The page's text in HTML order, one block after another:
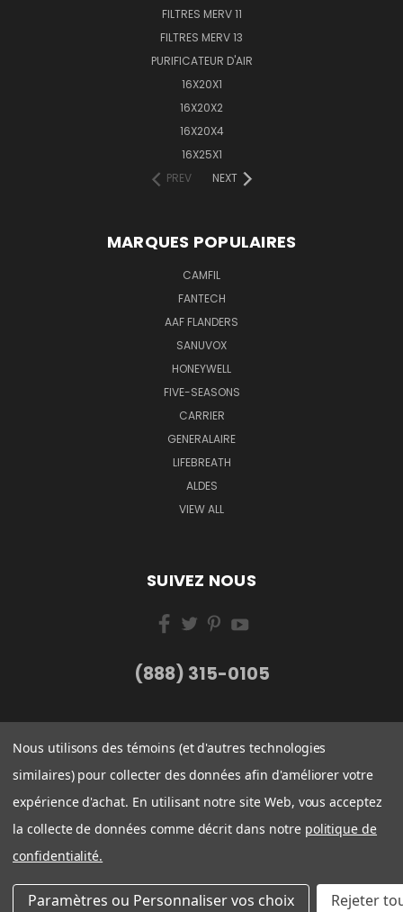
FILTRES MERV 11
FILTRES MERV 13
PURIFICATEUR D'AIR
16X20X1
16X20X2
16X20X4
16X25X1
PREV
NEXT
MARQUES POPULAIRES
CAMFIL
FANTECH
AAF FLANDERS
SANUVOX
HONEYWELL
FIVE-SEASONS
CARRIER
GENERALAIRE
LIFEBREATH
ALDES
VIEW ALL
SUIVEZ NOUS
(888) 315-0105
© 2026 Filtration Montreal
Nous utilisons des témoins (et d'autres technologies
similaires) pour collecter des données afin d'améliorer votre
expérience d'achat. En utilisant notre site Web, vous acceptez
la collecte de données comme décrit dans notre politique de
confidentialité.
Paramètres ou Personnaliser vos choix Rejeter